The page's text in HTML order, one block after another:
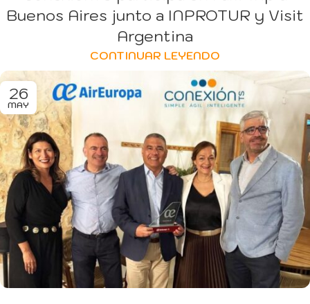
Buenos Aires junto a INPROTUR y Visit
Argentina
CONTINUAR LEYENDO
26
MAY